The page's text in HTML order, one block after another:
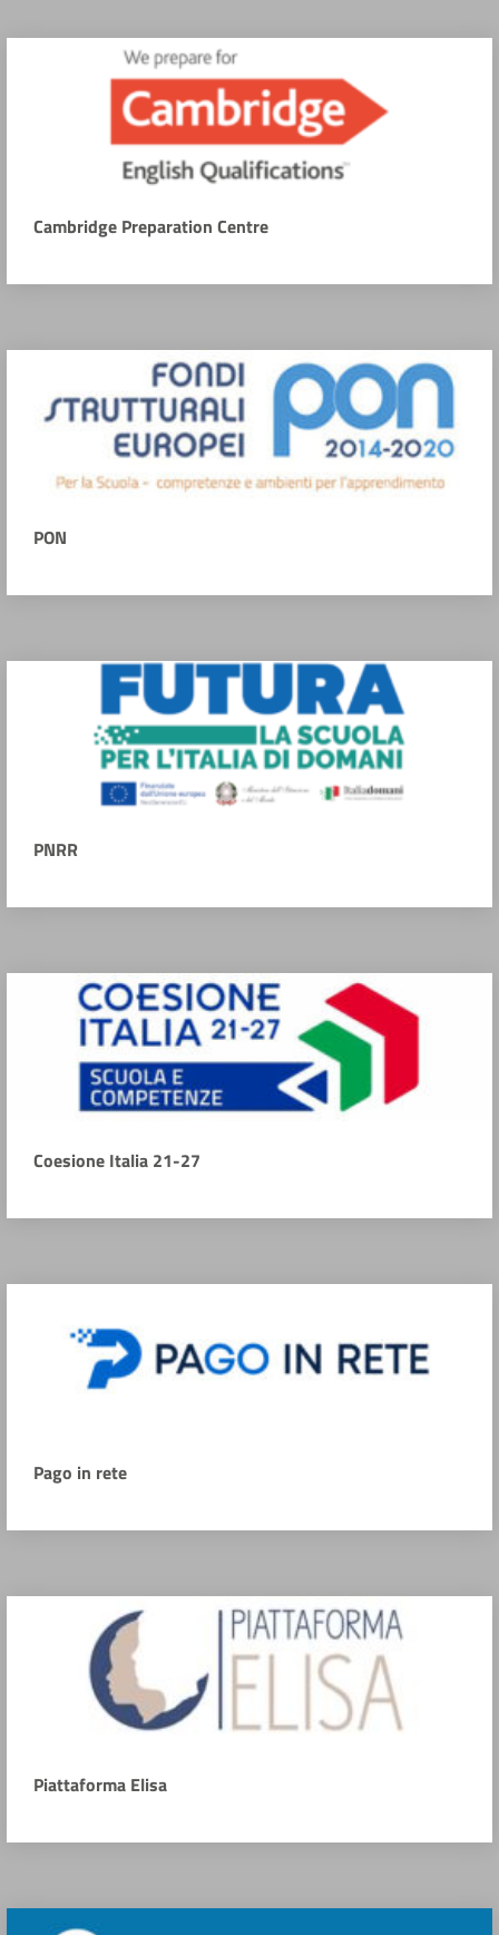
Cambridge Preparation Centre
PON
PNRR
Coesione Italia 21-27
Pago in rete
Piattaforma Elisa